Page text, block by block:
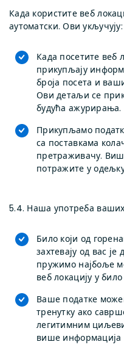
Када користите веб
аутоматски. Ови укључују:
Када посетите веб
прикупљају
броја посета и
Ови детаљи се
будућа ажурирања.
Прикупљамо
са поставкама
претраживачу.
потражите у
5.4. Наша употреба
Било који од
захтевају од вас
пружимо најбоље
веб локацију у
Ваше податке
тренутку ако
легитимним
више информација